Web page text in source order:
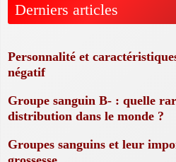
Derniers articles
Personnalité et
négatif
Groupe sanguin B- : quelle
distribution dans le monde ?
Groupes sanguins et leur